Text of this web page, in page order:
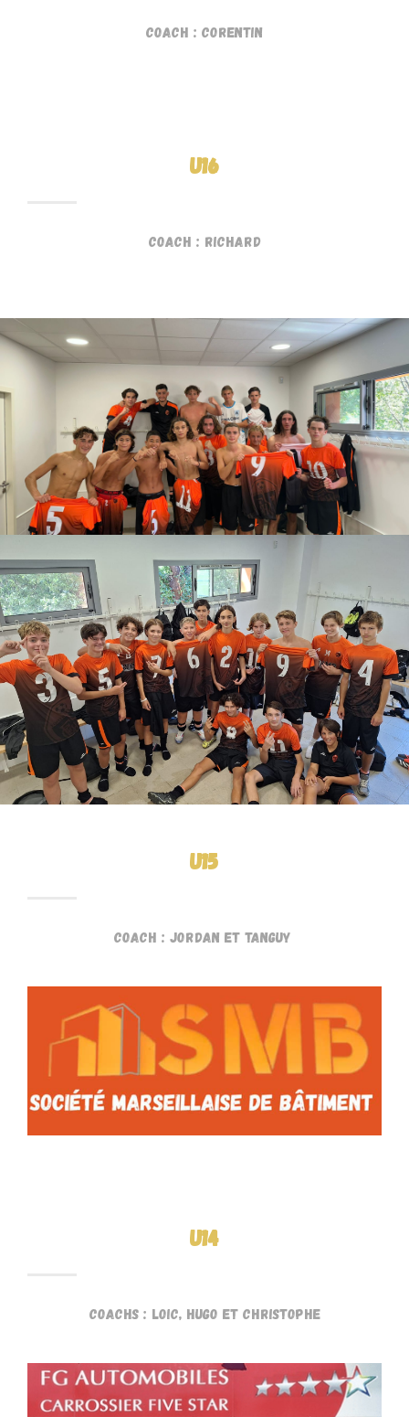
Coach : Corentin
U16
Coach : Richard
U15
Coach : Jordan et Tanguy
U14
Coachs : Loic, Hugo et Christophe